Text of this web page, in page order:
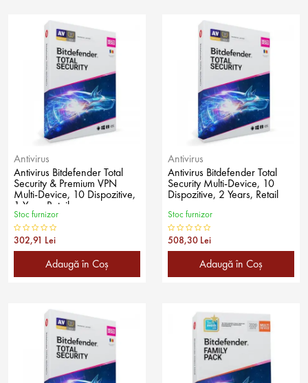
Antivirus
Antivirus Bitdefender Total
Security & Premium VPN
Multi-Device, 10 Dispozitive,
1 Year, Retail
Stoc furnizor
302,91 Lei
Adaugă în Coş
Antivirus
Antivirus Bitdefender Total
Security Multi-Device, 10
Dispozitive, 2 Years, Retail
Stoc furnizor
508,30 Lei
Adaugă în Coş